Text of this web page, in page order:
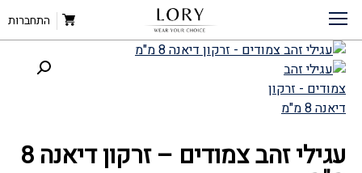
התחברות דף הבית »עגילים לנשים עגילי זהב צמודים – זרקון דיאנה 8 מ”מ
עגילי זהב צמודים – זרקון דיאנה 8